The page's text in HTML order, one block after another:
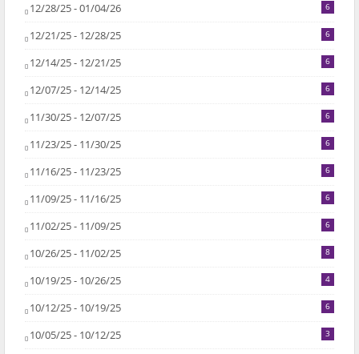
12/28/25 - 01/04/26 6
12/21/25 - 12/28/25 6
12/14/25 - 12/21/25 6
12/07/25 - 12/14/25 6
11/30/25 - 12/07/25 6
11/23/25 - 11/30/25 6
11/16/25 - 11/23/25 6
11/09/25 - 11/16/25 6
11/02/25 - 11/09/25 6
10/26/25 - 11/02/25 8
10/19/25 - 10/26/25 4
10/12/25 - 10/19/25 6
10/05/25 - 10/12/25 3